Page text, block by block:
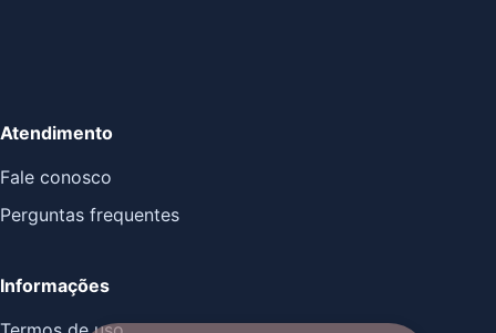
Atendimento
Fale conosco
Perguntas frequentes
Informações